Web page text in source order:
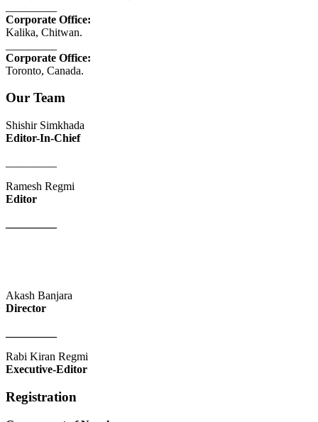
Corporate Office:
Kalika, Chitwan.
Corporate Office:
Toronto, Canada.
Our Team
Shishir Simkhada
Editor-In-Chief
Ramesh Regmi
Editor
Akash Banjara
Director
Rabi Kiran Regmi
Executive-Editor
Registration